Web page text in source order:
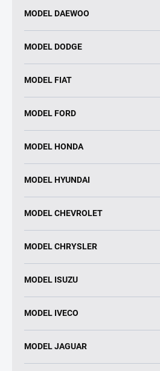
MODEL DAEWOO
MODEL DODGE
MODEL FIAT
MODEL FORD
MODEL HONDA
MODEL HYUNDAI
MODEL CHEVROLET
MODEL CHRYSLER
MODEL ISUZU
MODEL IVECO
MODEL JAGUAR